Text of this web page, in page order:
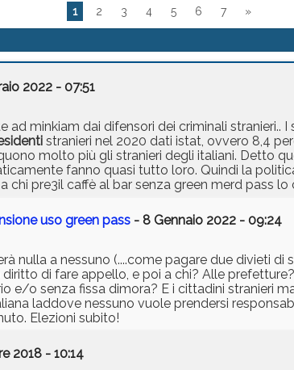
1 2 3 4 5 6 7 »
2022 - 07:51
minkiam dai difensori dei criminali stranieri..
stranieri nel 2020 dati istat, ovvero 8,4
molto più gli stranieri degli italiani. Detto
fanno quasi tutto loro. Quindi la
chi pre3il caffè al bar senza green merd pass
uso green pass - 8 Gennaio 2022 - 09:24
nulla a nessuno (....come pagare due divieti
di fare appello, e poi a chi? Alle
e/o senza fissa dimora? E i cittadini stranieri
laddove nessuno vuole prendersi
Elezioni subito!
2018 - 10:14